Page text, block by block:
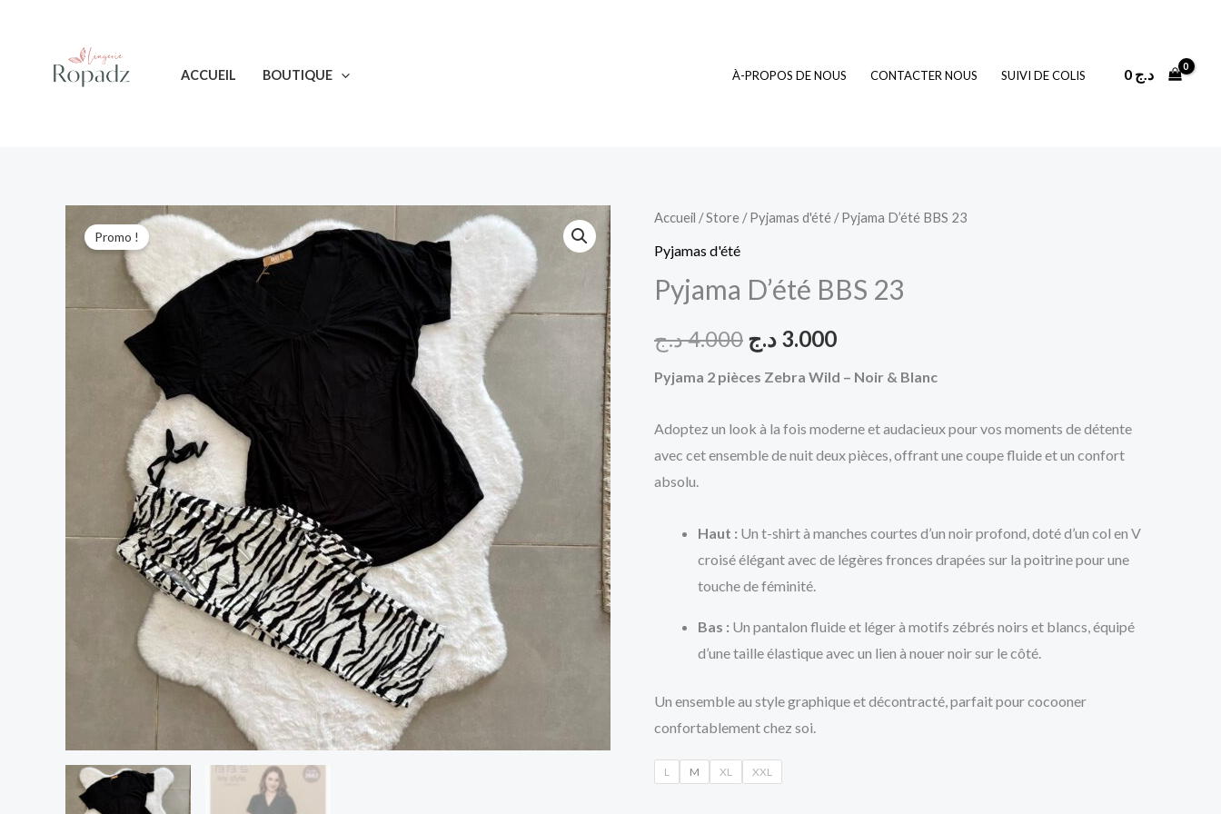
ACCUEIL BOUTIQUE À-PROPOS DE NOUS CONTACTER NOUS SUIVI DE COLIS 0 د.ج
Promo !
Accueil /Store /Pyjamas d'été / Pyjama D’été BBS 23
Pyjamas d'été
Pyjama D’été BBS 23
4.000د.ج
Le
initial
était :
4.000 د.ج.
3.000 د.ج
Le
actuel
est :
3.000 د.ج.
Pyjama 2 pièces Zebra Wild – Noir & Blanc
Adoptez un look à la fois moderne et audacieux pour vos moments de détente
avec cet ensemble de nuit deux pièces, offrant une coupe fluide et un confort
absolu.
Haut : Un t-shirt à manches courtes d’un noir profond, doté d’un col en V
croisé élégant avec de légères fronces drapées sur la poitrine pour une
touche de féminité.
Bas : Un pantalon fluide et léger à motifs zébrés noirs et blancs, équipé
d’une taille élastique avec un lien à nouer noir sur le côté.
Un ensemble au style graphique et décontracté, parfait pour cocooner
confortablement chez soi.
L M XL XXL
quantité
de
D’été
23